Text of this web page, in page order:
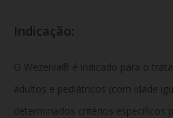
Indicação:
O Wezenla® é indicado para o
adultos e pediátricos (com idade
determinados critérios específicos